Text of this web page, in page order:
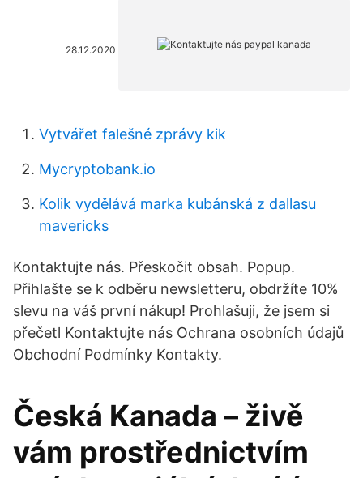
28.12.2020
Vytvářet falešné zprávy kik
Mycryptobank.io
Kolik vydělává marka kubánská z dallasu
mavericks
Kontaktujte nás. Přeskočit obsah. Popup.
Přihlašte se k odběru newsletteru, obdržíte 10%
slevu na váš první nákup! Prohlašuji, že jsem si
přečetl Kontaktujte nás Ochrana osobních údajů
Obchodní Podmínky Kontakty.
Česká Kanada – živě
vám prostřednictvím